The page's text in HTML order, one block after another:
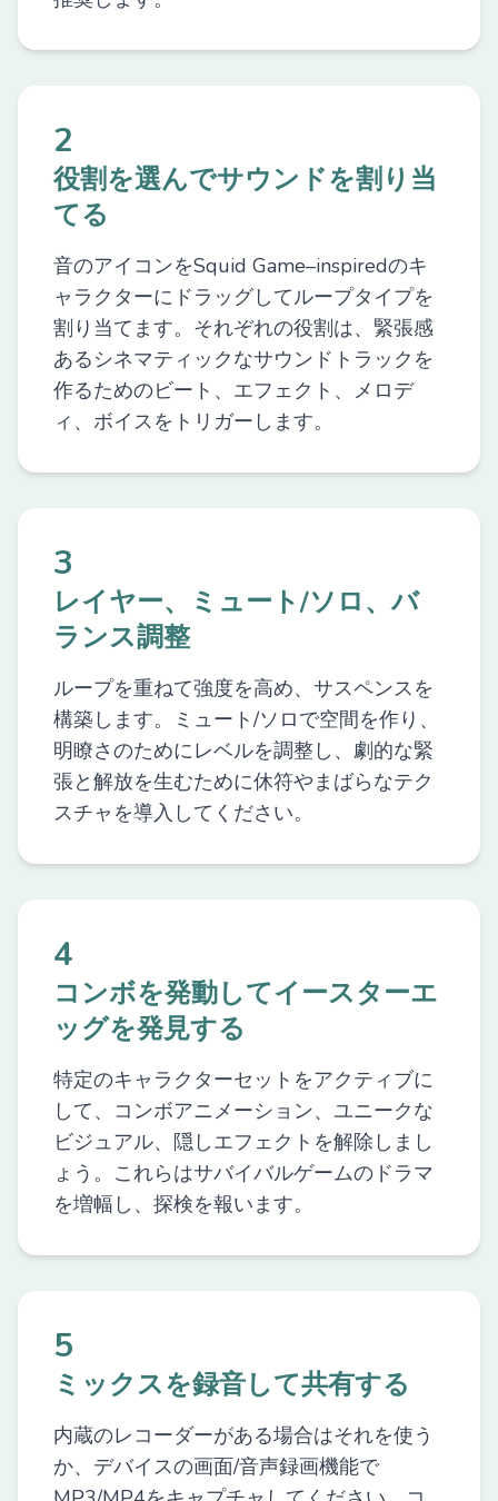
2
役割を選んでサウンドを割り当
てる
音のアイコンをSquid Game–inspiredのキ
ャラクターにドラッグしてループタイプを
割り当てます。それぞれの役割は、緊張感
あるシネマティックなサウンドトラックを
作るためのビート、エフェクト、メロデ
ィ、ボイスをトリガーします。
3
レイヤー、ミュート/ソロ、バ
ランス調整
ループを重ねて強度を高め、サスペンスを
構築します。ミュート/ソロで空間を作り、
明瞭さのためにレベルを調整し、劇的な緊
張と解放を生むために休符やまばらなテク
スチャを導入してください。
4
コンボを発動してイースターエ
ッグを発見する
特定のキャラクターセットをアクティブに
して、コンボアニメーション、ユニークな
ビジュアル、隠しエフェクトを解除しまし
ょう。これらはサバイバルゲームのドラマ
を増幅し、探検を報います。
5
ミックスを録音して共有する
内蔵のレコーダーがある場合はそれを使う
か、デバイスの画面/音声録画機能で